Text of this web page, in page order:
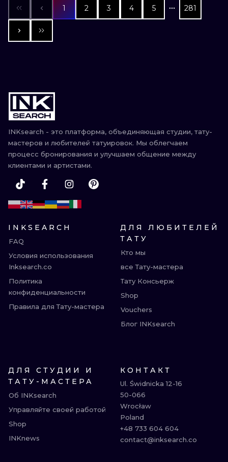
1 2 3 4 5 281
INKsearch - это платформа, объединяющая студии, тату-
мастеров и любителей татуировок. Мы облегчаем
процесс бронирования и улучшаем общение между
клиентами и артистами.
INKSEARCH
FAQ
Условия использования
Inksearch.co
Политика
конфиденциальности
Правила для Тату-мастера
ДЛЯ ЛЮБИТЕЛЕЙ
ТАТУ
Кто мы
все Тату-мастера
Тату Консьерж
Shop
Vouchers
Блог INKsearch
ДЛЯ СТУДИИ И
ТАТУ-МАСТЕРА
Об INKsearch
Управляйте своей работой
Shop
INKnews
КОНТАКТ
Ul. Świdnicka 12-16
50-066
Wrocław
Poland
+48 733 604 604
contact@inksearch.co